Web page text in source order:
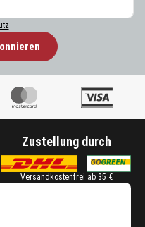
Zustellung durch
Versandkostenfrei ab 35 €